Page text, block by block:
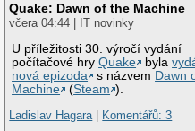
Quake: Dawn of the Machine
včera 04:44 | IT novinky
U příležitosti 30. výročí vydání
počítačové hryQuake byla
nová epizoda
s názvem Dawn
Machine
(Steam ).
Ladislav Hagara| Komentářů: 3